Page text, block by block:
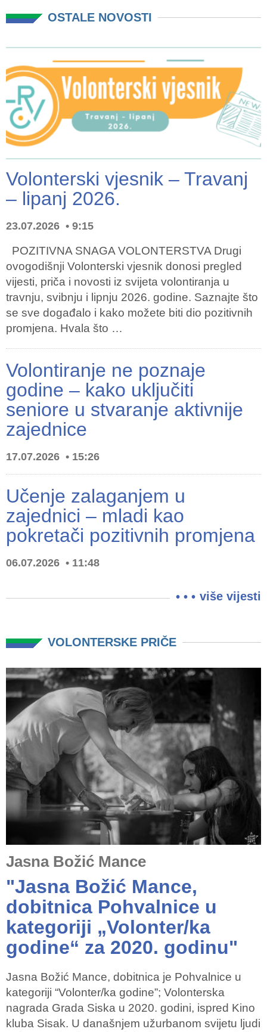
OSTALE NOVOSTI
Volonterski vjesnik – Travanj
– lipanj 2026.
23.07.2026 9:15
POZITIVNA SNAGA VOLONTERSTVA Drugi
ovogodišnji Volonterski vjesnik donosi pregled
vijesti, priča i novosti iz svijeta volontiranja u
travnju, svibnju i lipnju 2026. godine. Saznajte što
se sve događalo i kako možete biti dio pozitivnih
promjena. Hvala što …
Volontiranje ne poznaje
godine – kako uključiti
seniore u stvaranje aktivnije
zajednice
17.07.2026 15:26
Učenje zalaganjem u
zajednici – mladi kao
pokretači pozitivnih promjena
06.07.2026 11:48
više vijesti
VOLONTERSKE PRIČE
Jasna Božić Mance
"Jasna Božić Mance,
dobitnica Pohvalnice u
kategoriji „Volonter/ka
godine“ za 2020. godinu"
Jasna Božić Mance, dobitnica je Pohvalnice u
kategoriji “Volonter/ka godine”; Volonterska
nagrada Grada Siska u 2020. godini, ispred Kino
kluba Sisak. U današnjem užurbanom svijetu ljudi